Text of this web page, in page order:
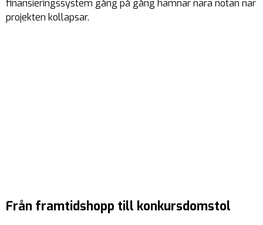
finansieringssystem gång på gång hamnar nära notan när
projekten kollapsar.
Från framtidshopp till konkursdomstol